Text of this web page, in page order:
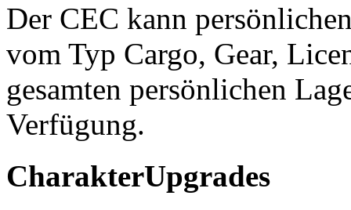
Der CEC kann
vom Typ Cargo, Gear,
gesamten persönlichen
Verfügung.
CharakterUpgrades